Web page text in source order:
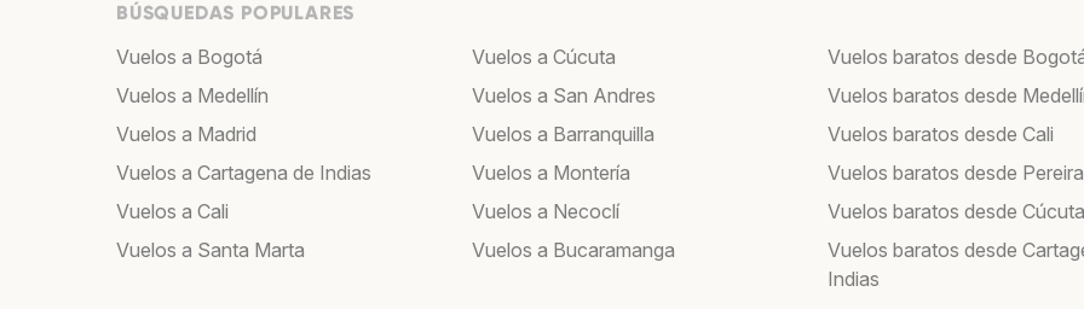
BÚSQUEDAS POPULARES
Vuelos a Bogotá
Vuelos a Medellín
Vuelos a Madrid
Vuelos a Cartagena de Indias
Vuelos a Cali
Vuelos a Santa Marta
Vuelos a Cúcuta
Vuelos a San Andres
Vuelos a Barranquilla
Vuelos a Montería
Vuelos a Necoclí
Vuelos a Bucaramanga
Vuelos baratos desde
Vuelos baratos desde
Vuelos baratos desde Cali
Vuelos baratos desde Pereira
Vuelos baratos desde Cúcuta
Vuelos baratos desde
Indias